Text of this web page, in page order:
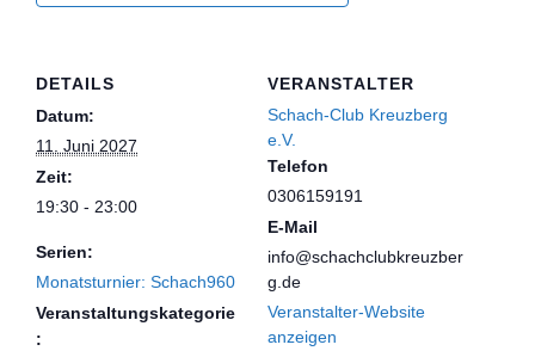
DETAILS
Datum:
11. Juni 2027
Zeit:
19:30 - 23:00
Serien:
Monatsturnier: Schach960
Veranstaltungskategorie
:
VERANSTALTER
Schach-Club Kreuzberg
e.V.
Telefon
0306159191
E-Mail
info@schachclubkreuzber
g.de
Veranstalter-Website
anzeigen